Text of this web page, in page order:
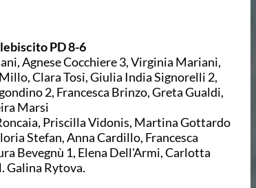
PD 8-6
Agnese Cocchiere 3, Virginia Mariani,
Clara Tosi, Giulia India Signorelli 2,
2, Francesca Brinzo, Greta Gualdi,
Marsi
Priscilla Vidonis, Martina Gottardo
Stefan, Anna Cardillo, Francesca
Bevegnù 1, Elena Dell'Armi, Carlotta
Galina Rytova.